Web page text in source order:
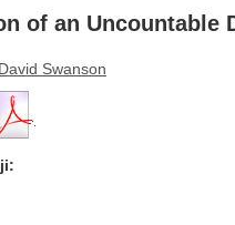
of an Uncountable
David Swanson